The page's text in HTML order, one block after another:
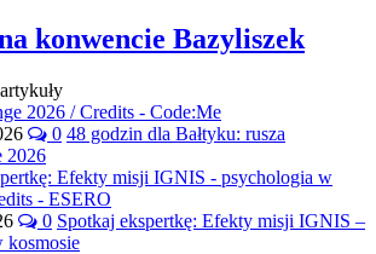
konwencie Bazyliszek
0 48 godzin dla Bałtyku: rusza
2026
0 Spotkaj ekspertkę: Efekty misji IGNIS –
kosmosie